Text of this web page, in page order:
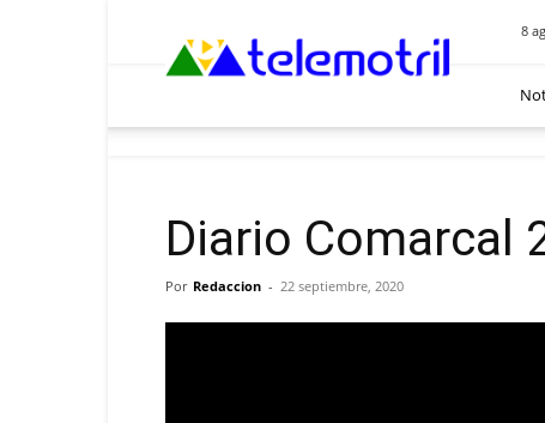
8
Diario Comarcal
Por Redaccion - 22 septiembre, 2020